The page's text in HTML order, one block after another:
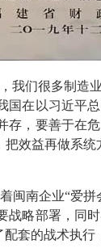
我们很多制造
在以习近平
，要善于在
效益再做系
闽南企业“爱
战略部署，同
套的战术执行